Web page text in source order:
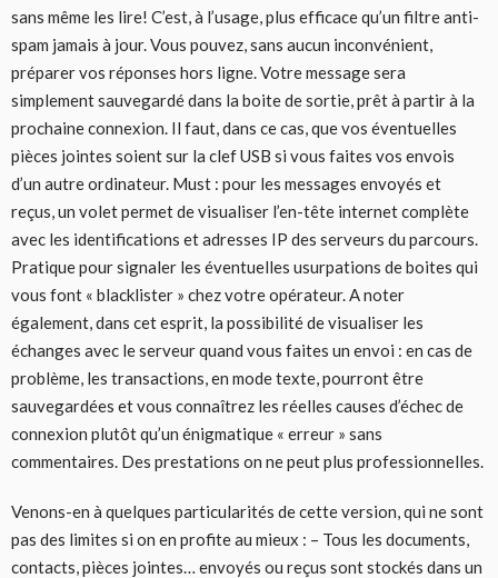
sans même les lire! C’est, à l’usage, plus efficace qu’un filtre anti-
spam jamais à jour. Vous pouvez, sans aucun inconvénient,
préparer vos réponses hors ligne. Votre message sera
simplement sauvegardé dans la boite de sortie, prêt à partir à la
prochaine connexion. Il faut, dans ce cas, que vos éventuelles
pièces jointes soient sur la clef USB si vous faites vos envois
d’un autre ordinateur. Must : pour les messages envoyés et
reçus, un volet permet de visualiser l’en-tête internet complète
avec les identifications et adresses IP des serveurs du parcours.
Pratique pour signaler les éventuelles usurpations de boites qui
vous font « blacklister » chez votre opérateur. A noter
également, dans cet esprit, la possibilité de visualiser les
échanges avec le serveur quand vous faites un envoi : en cas de
problème, les transactions, en mode texte, pourront être
sauvegardées et vous connaîtrez les réelles causes d’échec de
connexion plutôt qu’un énigmatique « erreur » sans
commentaires. Des prestations on ne peut plus professionnelles.
Venons-en à quelques particularités de cette version, qui ne sont
pas des limites si on en profite au mieux : – Tous les documents,
contacts, pièces jointes… envoyés ou reçus sont stockés dans un